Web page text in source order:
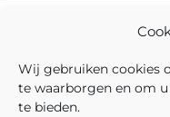
Wij gebruiken cookies
te waarborgen en om
te bieden.
Iriscare •
Bescherming
Beding van